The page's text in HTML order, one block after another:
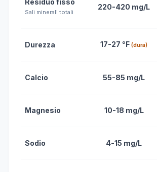
Residuo fisso
Sali minerali totali
220-420 mg/L
Durezza 17-27 °F (dura)
Calcio 55-85 mg/L
Magnesio 10-18 mg/L
Sodio 4-15 mg/L